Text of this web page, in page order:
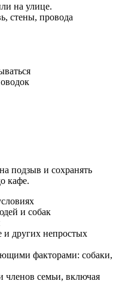
на улице.
стены, провода
подзыв и сохранять
кафе.
и собак
и других непростых
факторами: собаки,
членов семьи, включая